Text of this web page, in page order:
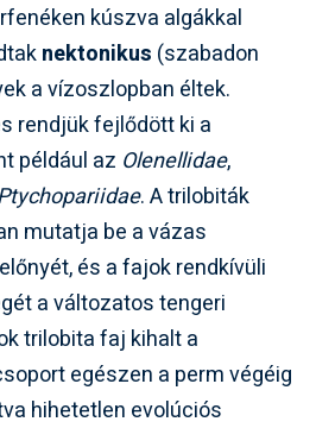
kúszva algákkal
nektonikus (szabadon
a vízoszlopban éltek.
rendjük fejlődött ki a
például az Olenellidae,
. A trilobiták
mutatja be a vázas
és a fajok rendkívüli
a változatos tengeri
trilobita faj kihalt a
egészen a perm végéig
hihetetlen evolúciós